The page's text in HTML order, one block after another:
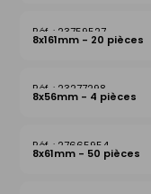
23759527
8x161mm - 20 pièces
23277298
8x56mm - 4 pièces
27665954
8x61mm - 50 pièces